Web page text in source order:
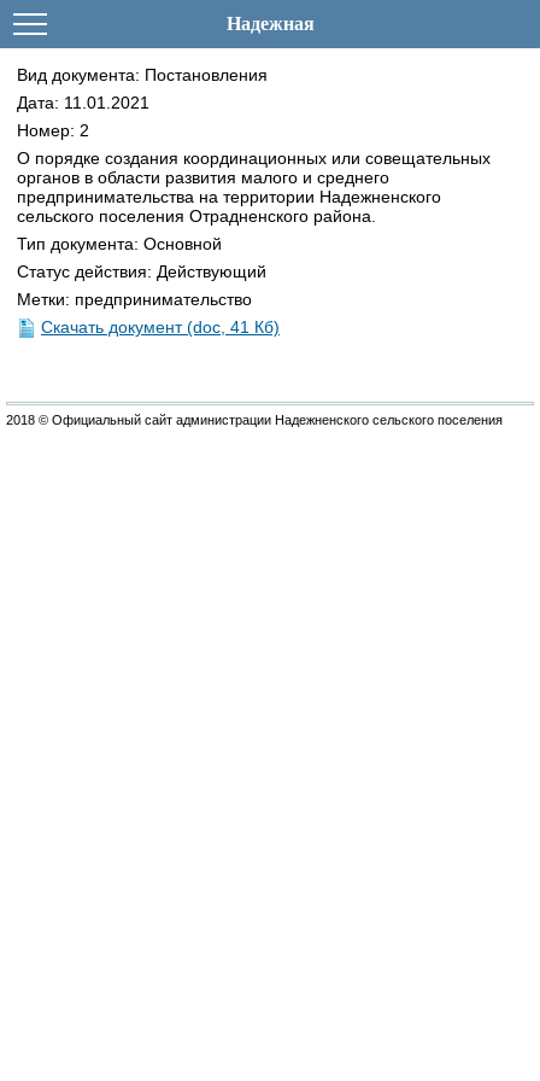
Надежная
Вид документа: Постановления
Дата: 11.01.2021
Номер: 2
О порядке создания координационных или совещательных
органов в области развития малого и среднего
предпринимательства на территории Надежненского
сельского поселения Отрадненского района.
Тип документа: Основной
Статус действия: Действующий
Метки: предпринимательство
Скачать документ (doc, 41 Кб)
2018 © Официальный сайт администрации Надежненского сельского поселения